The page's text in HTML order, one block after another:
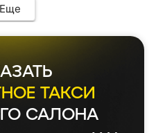
Еще
ТАКСИ
САЛОНА